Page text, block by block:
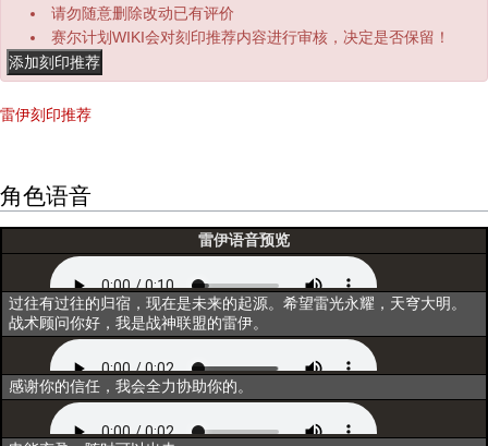
请勿随意删除改动已有评价
赛尔计划WIKI会对刻印推荐内容进行审核，决定是否保留！
雷伊刻印推荐
角色语音
雷伊语音预览
初次登场
过往有过往的归宿，现在是未来的起源。希望雷光永耀，天穹大明。
战术顾问你好，我是战神联盟的雷伊。
选择
感谢你的信任，我会全力协助你的。